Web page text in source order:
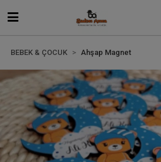
BEBEK & ÇOCUK Ahşap Magnet